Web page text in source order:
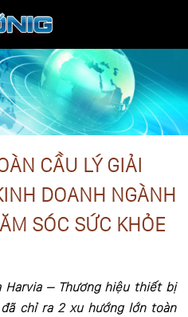
CẦU LÝ GIẢI
DOANH NGÀNH
SÓC SỨC KHỎE
Harvia – Thương hiệu thiết bị
chỉ ra 2 xu hướng lớn toàn